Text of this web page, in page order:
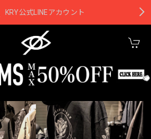
KRY公式LINEアカウント